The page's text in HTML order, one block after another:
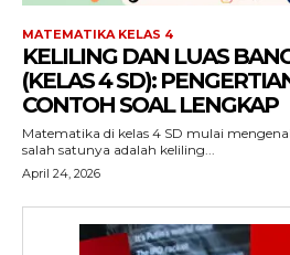
MATEMATIKA KELAS 4
KELILING DAN LUAS
(KELAS 4 SD):
CONTOH SOAL LENGKAP
Matematika di kelas 4 SD mulai
salah satunya adalah keliling...
April 24, 2026